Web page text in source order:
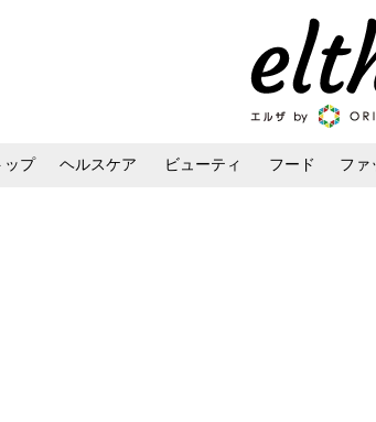
ップ ヘルスケア ビューティ フード ファ